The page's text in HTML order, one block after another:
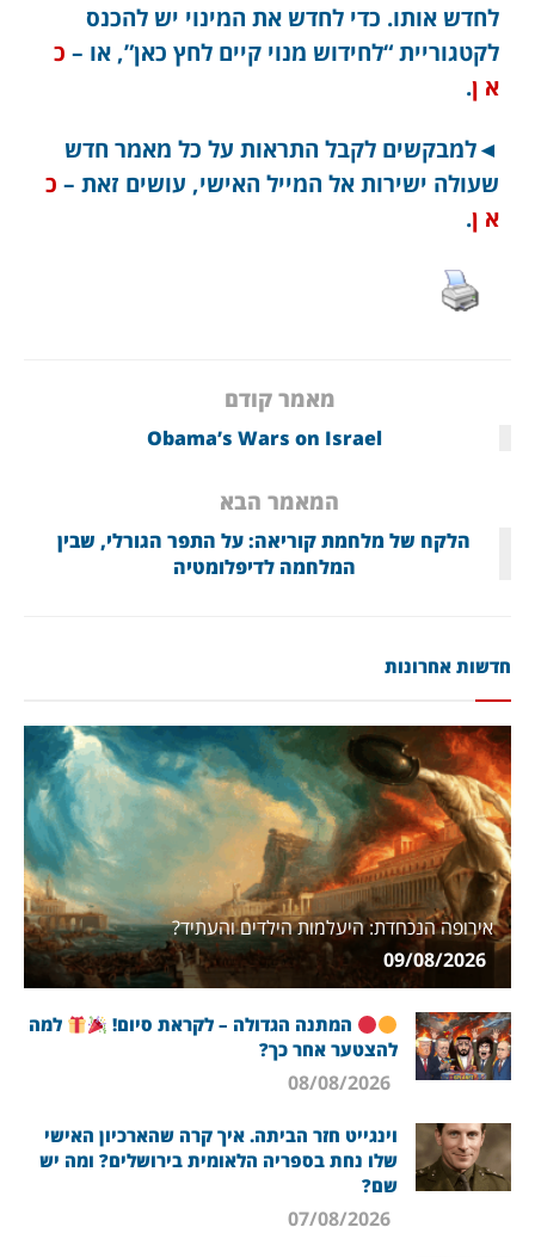
לחדש אותו. כדי לחדש את המינוי יש להכנס
לקטגוריית “לחידוש מנוי קיים לחץ כאן”, או – כ
א ן.
◄למבקשים לקבל התראות על כל מאמר חדש
שעולה ישירות אל המייל האישי, עושים זאת – כ
א ן.
מאמר קודם
Obama’s Wars on Israel
המאמר הבא
הלקח של מלחמת קוריאה: על התפר הגורלי, שבין
המלחמה לדיפלומטיה
חדשות אחרונות
אירופה הנכחדת: היעלמות הילדים והעתיד?
המתנה הגדולה – לקראת סיום!
למה
להצטער אחר כך?
וינגייט חזר הביתה. איך קרה שהארכיון האישי
שלו נחת בספריה הלאומית בירושלים? ומה יש
שם?